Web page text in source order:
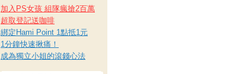
加入PS女孩 組隊瘋搶2百萬
超取登記送咖啡
綁定Hami Point 1點抵1元
1分鐘快速揪痛！
成為獨立小姐的滾錢心法